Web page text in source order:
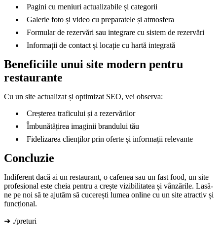
Pagini cu meniuri actualizabile și categorii
Galerie foto și video cu preparatele și atmosfera
Formular de rezervări sau integrare cu sistem de rezervări
Informații de contact și locație cu hartă integrată
Beneficiile unui site modern pentru
restaurante
Cu un site actualizat și optimizat SEO, vei observa:
Creșterea traficului și a rezervărilor
Îmbunătățirea imaginii brandului tău
Fidelizarea clienților prin oferte și informații relevante
Concluzie
Indiferent dacă ai un restaurant, o cafenea sau un fast food, un site
profesional este cheia pentru a crește vizibilitatea și vânzările. Lasă-
ne pe noi să te ajutăm să cucerești lumea online cu un site atractiv și
funcțional.
➜ ./preturi